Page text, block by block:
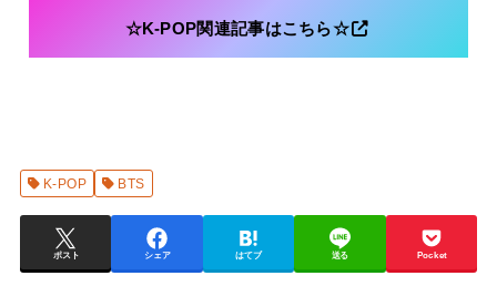
☆K-POP関連記事はこちら☆
K-POP BTS
ポスト シェア はてブ 送る Pocket